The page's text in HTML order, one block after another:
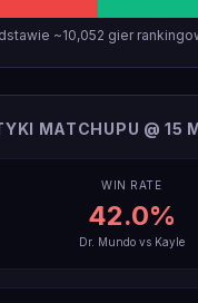
~10,052 gier
MATCHUPU @ 15
WIN RATE
42.0%
Dr. Mundovs Kayle